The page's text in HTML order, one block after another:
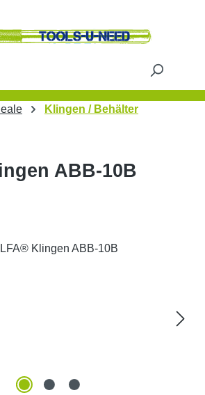
Klingen / Behälter
ABB-10B